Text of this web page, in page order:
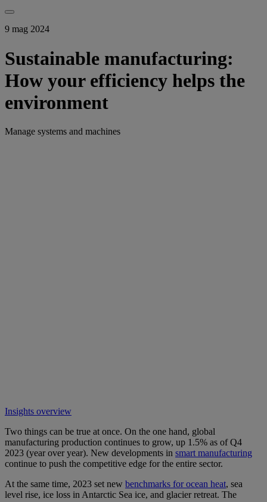
9 mag 2024
Sustainable manufacturing:
How your efficiency helps the
environment
Manage systems and machines
Insights overview
Two things can be true at once. On the one hand, global
manufacturing production continues to grow, up 1.5% as of Q4
2023 (year over year). New developments in smart manufacturing
continue to push the competitive edge for the entire sector.
At the same time, 2023 set new benchmarks for ocean heat, sea
level rise, ice loss in Antarctic Sea ice, and glacier retreat. The